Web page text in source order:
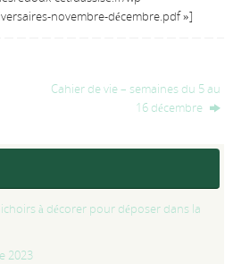
novembre-décembre.pdf »]
Cahier de vie – semaines du 5 au
16 décembre
à décorer pour déposer dans la
2023